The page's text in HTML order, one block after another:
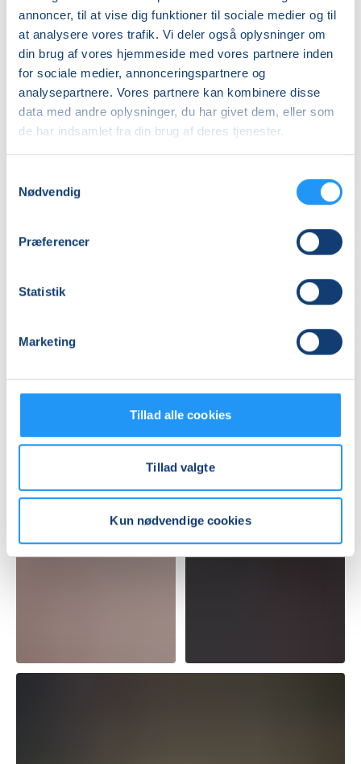
annoncer, til at vise dig funktioner til sociale medier og til
at analysere vores trafik. Vi deler også oplysninger om
din brug af vores hjemmeside med vores partnere inden
for sociale medier, annonceringspartnere og
analysepartnere. Vores partnere kan kombinere disse
data med andre oplysninger, du har givet dem, eller som
de har indsamlet fra din brug af deres tjenester.
Nødvendig
Præferencer
Statistik
Marketing
Tillad alle cookies
Tillad valgte
Kun nødvendige cookies
Keramik-
kursus:
Vild
med
Krestine Harboe